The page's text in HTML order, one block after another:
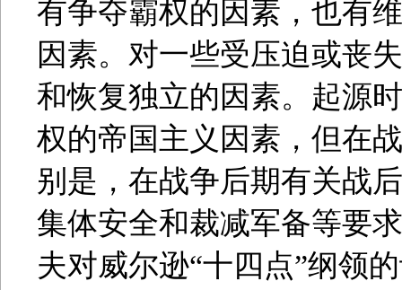
有争夺霸权的因素，也有
因素。对一些受压迫或丧
和恢复独立的因素。起源
权的帝国主义因素，但在
别是，在战争后期有关战
集体安全和裁减军备等要
夫对威尔逊“十四点”纲领